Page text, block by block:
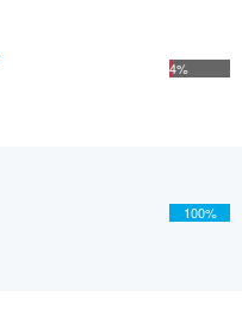
4%
100%